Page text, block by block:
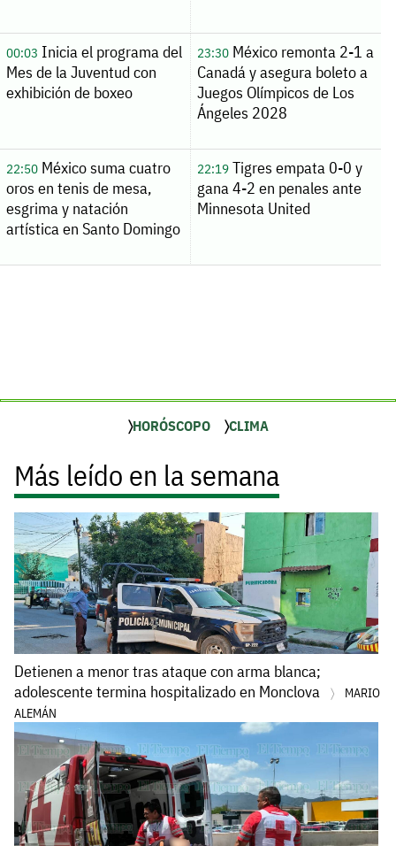
00:03 Inicia el programa del
Mes de la Juventud con
exhibición de boxeo
23:30México remonta 2-1 a
Canadá y asegura boleto a
Juegos Olímpicos de Los
Ángeles 2028
22:50México suma cuatro
oros en tenis de mesa,
esgrima y natación
artística en Santo Domingo
22:19Tigres empata 0-0 y
gana 4-2 en penales ante
Minnesota United
HORÓSCOPO CLIMA
Más leído en la semana
Detienen a menor tras ataque con arma blanca;
adolescente termina hospitalizado en Monclova
MARIO
ALEMÁN